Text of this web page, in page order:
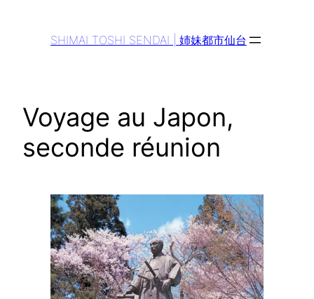
SHIMAI TOSHI SENDAI | 姉妹都市仙台
Voyage au Japon,
seconde réunion